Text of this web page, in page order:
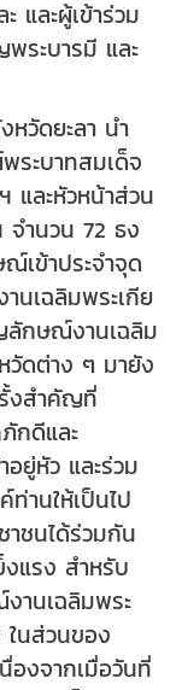
และผู้เข้าร่วม
ระบารมี และ
วัดยะลา นำ
ระบาทสมเด็จ
และหัวหน้าส่วน
ำนวน 72 ธง
เข้าประจำจุด
เฉลิมพระเกีย
ลักษณ์งานเฉลิม
วัดต่าง ๆ มายัง
งสำคัญที่
กดีและ
อยู่หัว และร่วม
านให้เป็นไป
าชนได้ร่วมกัน
แรง สำหรับ
านเฉลิมพระ
นส่วนของ
องจากเมื่อวันที่